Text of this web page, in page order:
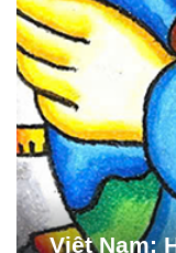
Việt Nam: